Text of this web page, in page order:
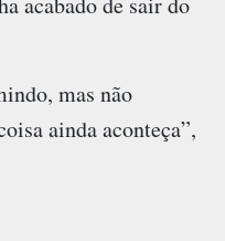
mas não
ainda aconteça”,